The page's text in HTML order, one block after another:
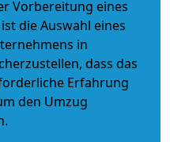
Vorbereitung eines
die Auswahl eines
in
dass das
Erfahrung
den Umzug